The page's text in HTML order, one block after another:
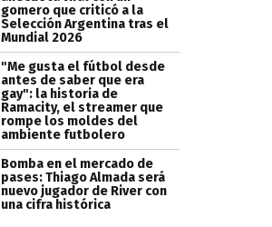
gomero que criticó a la
Selección Argentina tras el
Mundial 2026
"Me gusta el fútbol desde
antes de saber que era
gay": la historia de
Ramacity, el streamer que
rompe los moldes del
ambiente futbolero
Bomba en el mercado de
pases: Thiago Almada será
nuevo jugador de River con
una cifra histórica